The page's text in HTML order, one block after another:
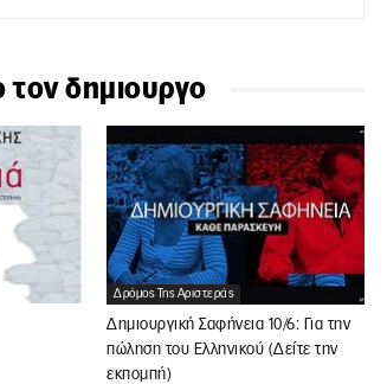
τον δημιουργο
Δρόμος Της Αριστεράς
Δημιουργική Σαφήνεια 10/6: Για την
πώληση του Ελληνικού (Δείτε την
εκπομπή)